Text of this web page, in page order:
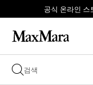
공식 온라인